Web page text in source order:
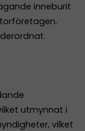
inneburit
utmynnat i
vilket